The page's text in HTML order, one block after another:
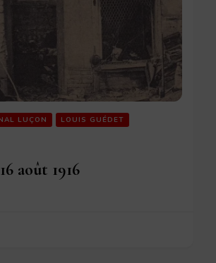
LUÇON
LOUIS GUÉDET
août 1916